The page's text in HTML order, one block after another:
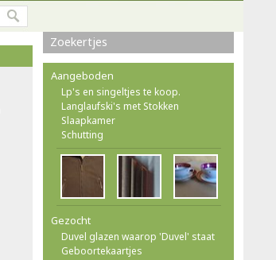
Zoekertjes
Aangeboden
Lp's en singeltjes te koop.
Langlaufski's met Stokken
Slaapkamer
Schutting
Gezocht
Duvel glazen waarop 'Duvel' staat
Geboortekaartjes